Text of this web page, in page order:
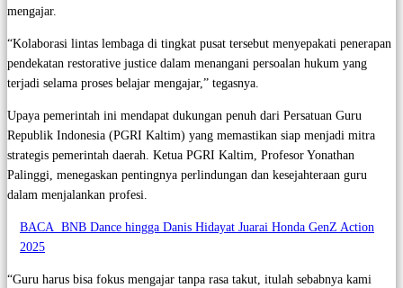
mengajar.
“Kolaborasi lintas lembaga di tingkat pusat tersebut menyepakati penerapan
pendekatan restorative justice dalam menangani persoalan hukum yang
terjadi selama proses belajar mengajar,” tegasnya.
Upaya pemerintah ini mendapat dukungan penuh dari Persatuan Guru
Republik Indonesia (PGRI Kaltim) yang memastikan siap menjadi mitra
strategis pemerintah daerah. Ketua PGRI Kaltim, Profesor Yonathan
Palinggi, menegaskan pentingnya perlindungan dan kesejahteraan guru
dalam menjalankan profesi.
BACA BNB Dance hingga Danis Hidayat Juarai Honda GenZ Action
2025
“Guru harus bisa fokus mengajar tanpa rasa takut, itulah sebabnya kami